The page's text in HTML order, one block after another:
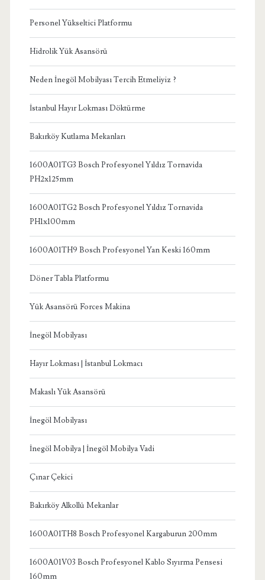
Personel Yükseltici Platformu
Hidrolik Yük Asansörü
Neden İnegöl Mobilyası Tercih Etmeliyiz ?
İstanbul Hayır Lokması Döktürme
Bakırköy Kutlama Mekanları
1600A01TG3 Bosch Profesyonel Yıldız Tornavida
PH2x125mm
1600A01TG2 Bosch Profesyonel Yıldız Tornavida
PH1x100mm
1600A01TH9 Bosch Profesyonel Yan Keski 160mm
Döner Tabla Platformu
Yük Asansörü Forces Makina
İnegöl Mobilyası
Hayır Lokması | İstanbul Lokmacı
Makaslı Yük Asansörü
İnegöl Mobilyası
İnegöl Mobilya | İnegöl Mobilya Vadi
Çınar Çekici
Bakırköy Alkollü Mekanlar
1600A01TH8 Bosch Profesyonel Kargaburun 200mm
1600A01V03 Bosch Profesyonel Kablo Sıyırma Pensesi
160mm